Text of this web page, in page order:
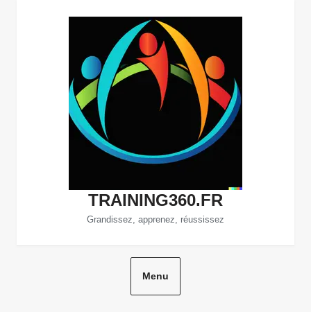
TRAINING360.FR
Grandissez, apprenez, réussissez
Menu